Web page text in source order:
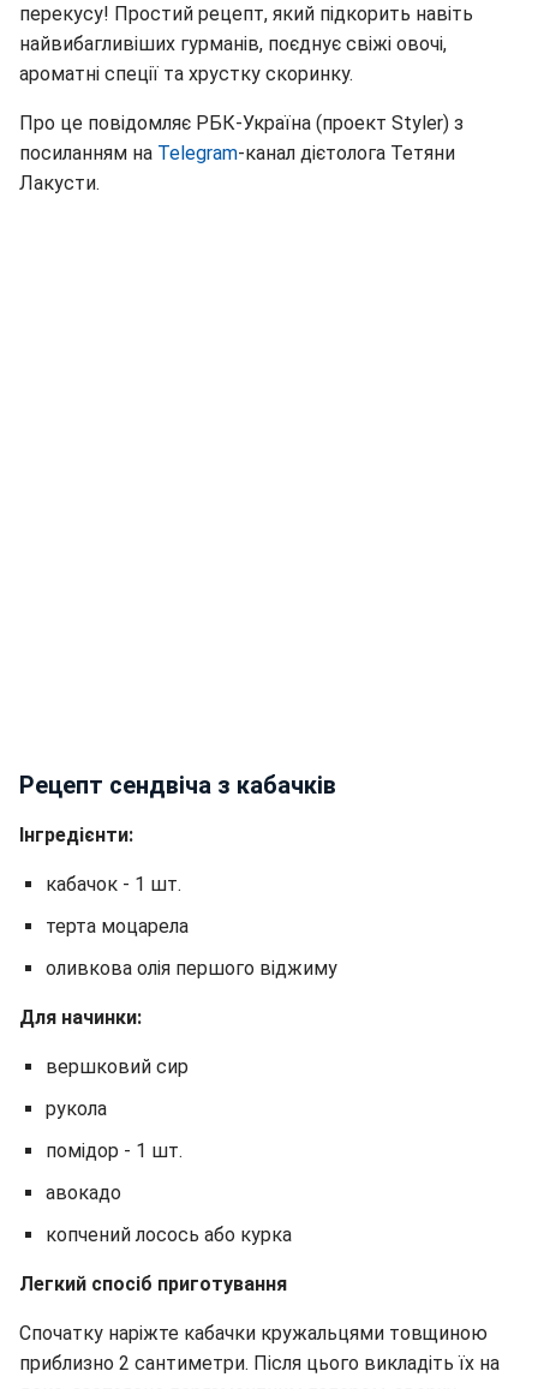
перекусу! Простий рецепт, який підкорить навіть
найвибагливіших гурманів, поєднує свіжі овочі,
ароматні спеції та хрустку скоринку.
Про це повідомляє РБК-Україна (проект Styler) з
посиланням на Telegram-канал дієтолога Тетяни
Лакусти.
Рецепт сендвіча з кабачків
Інгредієнти:
кабачок - 1 шт.
терта моцарела
оливкова олія першого віджиму
Для начинки:
вершковий сир
рукола
помідор - 1 шт.
авокадо
копчений лосось або курка
Легкий спосіб приготування
Спочатку наріжте кабачки кружальцями товщиною
приблизно 2 сантиметри. Після цього викладіть їх на